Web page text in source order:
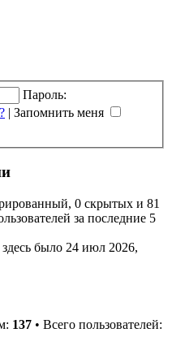
Пароль:
| Запомнить меня
0 скрытых и 81
за последние 5
здесь было 24 июл 2026,
137 • Всего пользователей: